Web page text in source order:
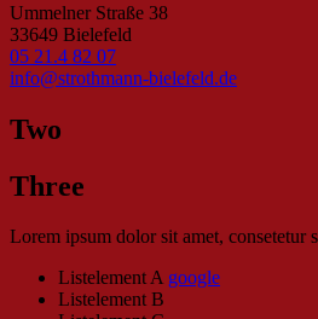
Ummelner Straße 38
33649 Bielefeld
05 21.4 82 07
info@strothmann-bielefeld.de
Two
Three
Lorem ipsum dolor sit amet, consetetur
Listelement A google
Listelement B